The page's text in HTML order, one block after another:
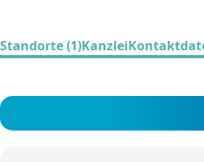
Standorte (1)Kanzlei